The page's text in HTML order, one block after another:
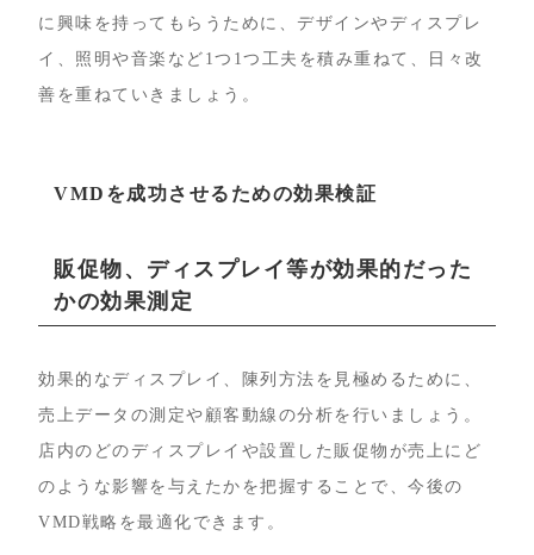
に興味を持ってもらうために、デザインやディスプレ
イ、照明や音楽など1つ1つ工夫を積み重ねて、日々改
善を重ねていきましょう。
VMDを成功させるための効果検証
販促物、ディスプレイ等が効果的だった
かの効果測定
効果的なディスプレイ、陳列方法を見極めるために、
売上データの測定や顧客動線の分析を行いましょう。
店内のどのディスプレイや設置した販促物が売上にど
のような影響を与えたかを把握することで、今後の
VMD戦略を最適化できます。